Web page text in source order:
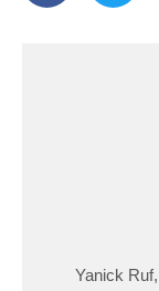
Yanick